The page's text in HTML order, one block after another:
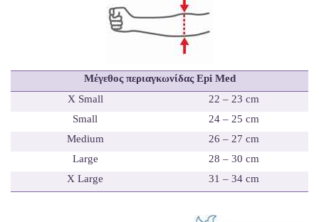
Μέγεθος περιαγκωνίδας Epi Med
X Small
22 – 23 cm
Small
24 – 25 cm
Medium
26 – 27 cm
Large
28 – 30 cm
X Large 31 – 34 cm